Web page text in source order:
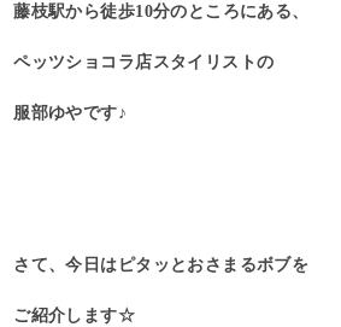
藤枝駅から徒歩10分のところにある、
ペッツショコラ店スタイリストの
服部ゆやです♪
さて、今日はピタッとおさまるボブを
ご紹介します☆